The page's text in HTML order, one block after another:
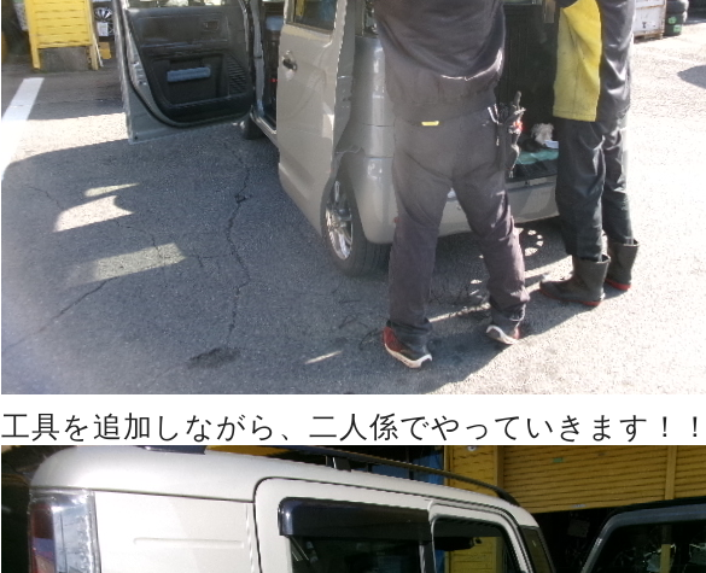
工具を追加しながら、二人係でやっていきます！